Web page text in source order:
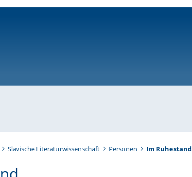
Slavische Literaturwissenschaft Personen Im Ruhestand